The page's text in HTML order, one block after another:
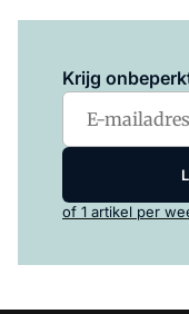
Krijg
of 1 artikel per